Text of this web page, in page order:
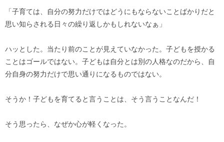
「子育ては、自分の努力だけではどうにもならないことばかりだと
思い知らされる日々の繰り返しかもしれないなぁ」
ハッとした。当たり前のことが見えていなかった。子どもを授かる
ことはゴールではない。子どもは自分とは別の人格なのだから、自
分自身の努力だけで思い通りになるものではない。
そうか！子どもを育てると言うことは、そう言うことなんだ！
そう思ったら、なぜか心が軽くなった。